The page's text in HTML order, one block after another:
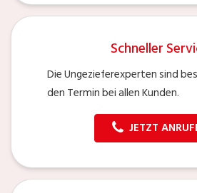
Schneller
Die Ungezieferexperten sind
den Termin bei allen Kunden.
JETZT